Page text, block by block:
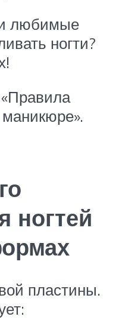
любимые
ногти?
ногтей
пластины.